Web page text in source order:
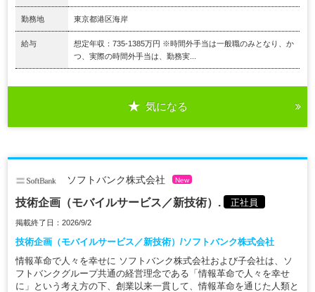
勤務地 東京都港区海岸
給与
想定年収：735-1385万円 ※時間外手当は一般職のみとなり、か
つ、実際の時間外手当は、勤務実...
気になる
ソフトバンク株式会社 New
技術企画（モバイルサービス／新技術）. 正社員
掲載終了日：2026/9/2
技術企画（モバイルサービス／新技術）/ソフトバンク株式会社
情報革命で人々を幸せに ソフトバンク株式会社および子会社は、ソ
フトバンクグループ共通の経営理念である「情報革命で人々を幸せ
に」という考え方の下、創業以来一貫して、情報革命を通じた人類と